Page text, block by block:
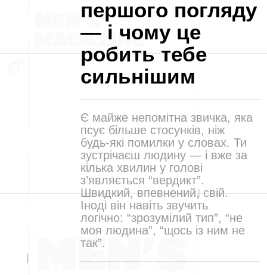
першого погляду
— і чому це
робить тебе
сильнішим
Є майже непомітна звичка, яка
псує більше стосунків, ніж
будь-які помилки у словах. Ти
зустрічаєш людину — і вже за
кілька хвилин у голові
з’являється “вердикт”.
Швидкий, впевнений, свій.
Іноді він навіть звучить
логічно: “зрозумілий тип”, “не
моя людина”, “щось із ним не
так”.